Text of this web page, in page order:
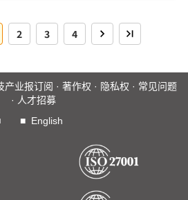
2 3 4
产业报订阅 · 著作权 · 隐私权 · 常见问题
· 人才招募
■ English